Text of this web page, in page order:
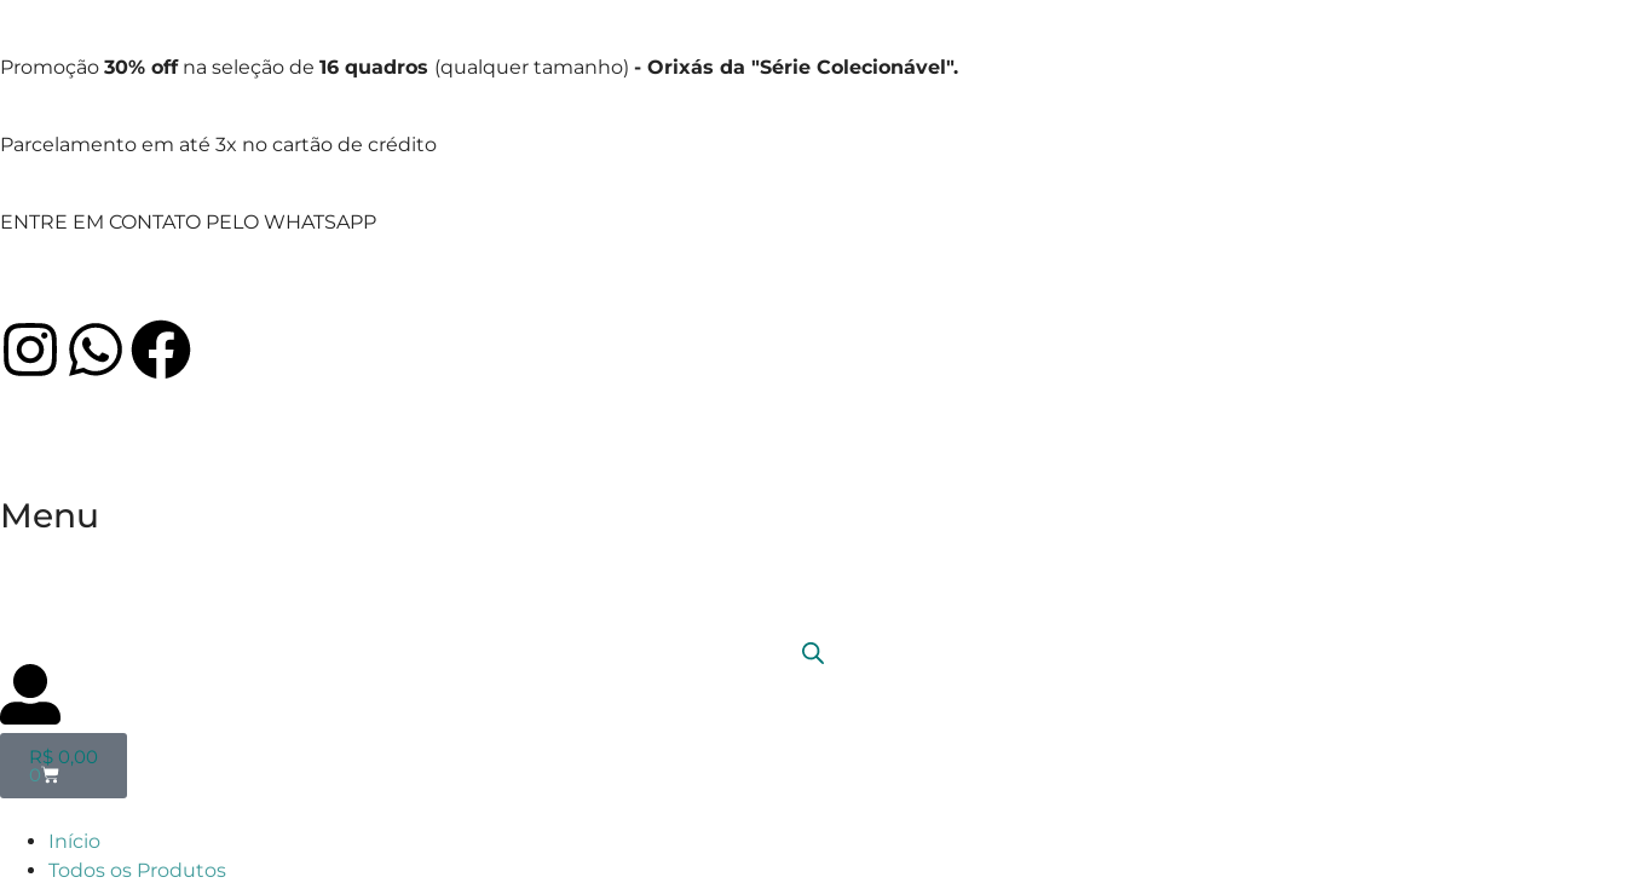
Promoção 30% offna seleção de 16 quadros (qualquer tamanho) - Orixás da "Série Colecionável".
Parcelamento em até 3x no cartão de crédito
ENTRE EM CONTATO PELO WHATSAPP
Menu
R$ 0,00
0
Início
Todos os Produtos